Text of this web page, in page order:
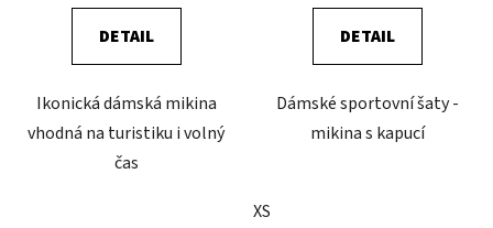
DETAIL
Ikonická dámská mikina
vhodná na turistiku i volný
čas
DETAIL
Dámské sportovní šaty -
mikina s kapucí
XS